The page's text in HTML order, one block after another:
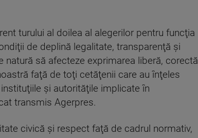
turului al doilea al alegerilor pentru funcţia
de deplină legalitate, transparenţă şi
să afecteze exprimarea liberă, corectă
faţă de toţi cetăţenii care au înţeles
şi autorităţile implicate în
transmis Agerpres.
civică şi respect faţă de cadrul normativ,